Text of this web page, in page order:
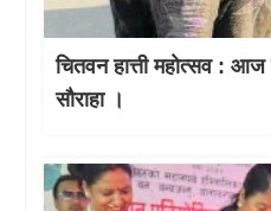
चितवन हात्ती महाेत्सव : आज
साैराहा ।